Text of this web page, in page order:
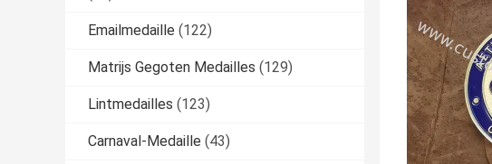
Emailmedaille (122)
Matrijs Gegoten Medailles (129)
Lintmedailles (123)
Carnaval-Medaille (43)